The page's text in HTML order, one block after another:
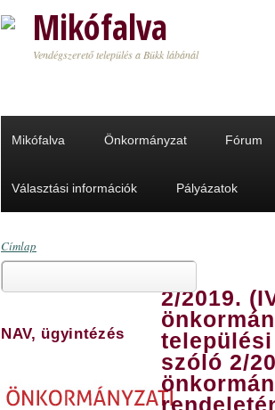
Mikófalva
Vendégszerető település a Bükk lábánál
Mikófalva Önkormányzat Fórum
Választási információk Pályázatok
Címlap
Keresés
NAV, ügyintézés
2/2019.
szóló 2/